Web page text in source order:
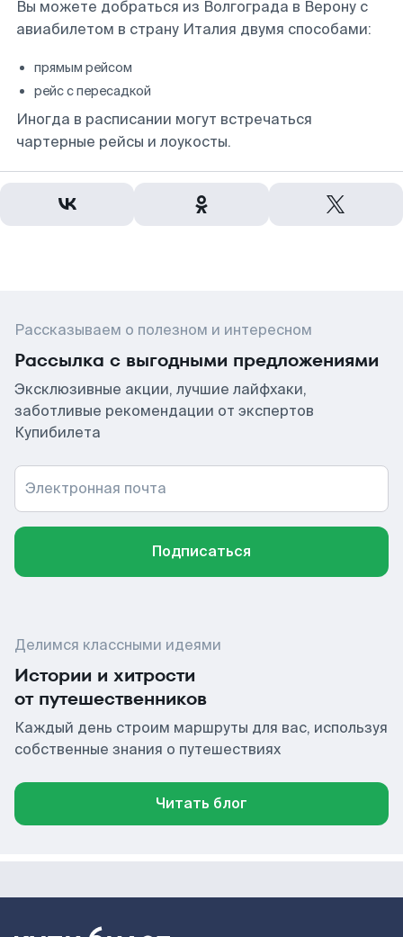
Вы можете добраться из Волгограда в Верону с
авиабилетом в страну Италия двумя способами:
прямым рейсом
рейс с пересадкой
Иногда в расписании могут встречаться
чартерные рейсы и лоукосты.
Рассказываем о полезном и интересном
Рассылка с выгодными предложениями
Эксклюзивные акции, лучшие лайфхаки,
заботливые рекомендации от экспертов
Купибилета
Электронная почта
Подписаться
Делимся классными идеями
Истории и хитрости
от путешественников
Каждый день строим маршруты для вас, используя
собственные знания о путешествиях
Читать блог